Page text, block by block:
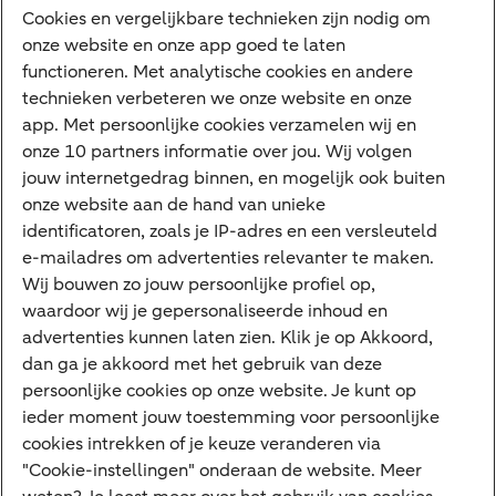
Diensten
VraagHugo
Corporate Finance
Tikkie zakelijk
Cyber Veilig & Zeker
Private Banking
Interessant
Sectoren & trends
Ondernemersverhalen
Valutacentrum
Alles over PSD2
Business Community
Cookies en vergelijkbare technieken zijn nodig om
onze website en onze app goed te laten
functioneren. Met analytische cookies en andere
technieken verbeteren we onze website en onze
app. Met persoonlijke cookies verzamelen wij en
onze 10 partners informatie over jou. Wij volgen
jouw internetgedrag binnen, en mogelijk ook buiten
onze website aan de hand van unieke
identificatoren, zoals je IP-adres en een versleuteld
e-mailadres om advertenties relevanter te maken.
Wij bouwen zo jouw persoonlijke profiel op,
waardoor wij je gepersonaliseerde inhoud en
advertenties kunnen laten zien. Klik je op Akkoord,
dan ga je akkoord met het gebruik van deze
persoonlijke cookies op onze website. Je kunt op
ieder moment jouw toestemming voor persoonlijke
cookies intrekken of je keuze veranderen via
"Cookie-instellingen" onderaan de website. Meer